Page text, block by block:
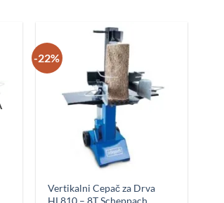
-22%
Vertikalni Cepač za Drva
HL810 – 8T Scheppach